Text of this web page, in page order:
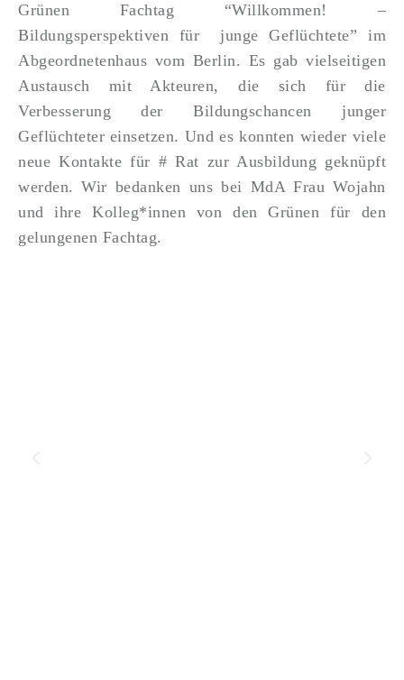
Grünen Fachtag “Willkommen! –
Bildungsperspektiven für junge Geflüchtete” im
Abgeordnetenhaus vom Berlin. Es gab vielseitigen
Austausch mit Akteuren, die sich für die
Verbesserung der Bildungschancen junger
Geflüchteter einsetzen. Und es konnten wieder viele
neue Kontakte für # Rat zur Ausbildung geknüpft
werden. Wir bedanken uns bei MdA Frau Wojahn
und ihre Kolleg*innen von den Grünen für den
gelungenen Fachtag.